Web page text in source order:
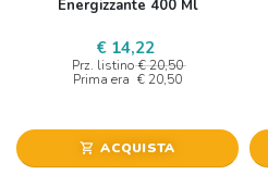
Energizzante 400 Ml
€ 14,22
Prz. listino € 20,50
Prima era € 20,50
shopping_cart ACQUISTA